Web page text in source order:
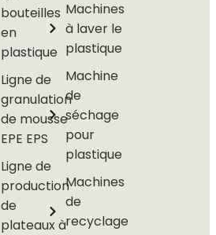
bouteilles
en
plastique
Ligne de
granulation
de mousse
EPE EPS
Ligne de
production
de
plateaux à
Machines
à laver le
plastique
Machine
de
séchage
pour
plastique
Machines
de
recyclage